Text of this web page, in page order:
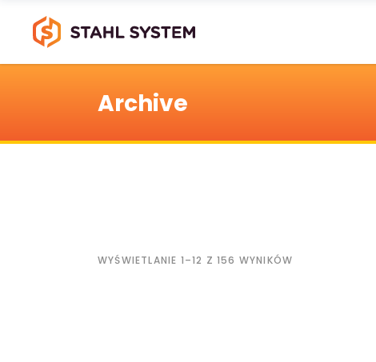
Archive
WYŚWIETLANIE 1–12 Z 156 WYNIKÓW